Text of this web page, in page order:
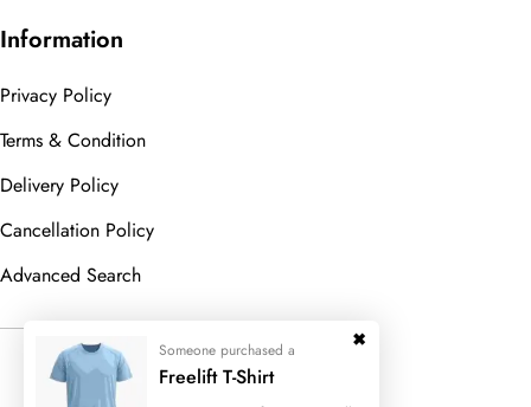
Information
Privacy Policy
Terms & Condition
Delivery Policy
Cancellation Policy
Advanced Search
© 2023Wedesigntech.All Rights
Reserved
Someone purchased a
Freelift T-Shirt